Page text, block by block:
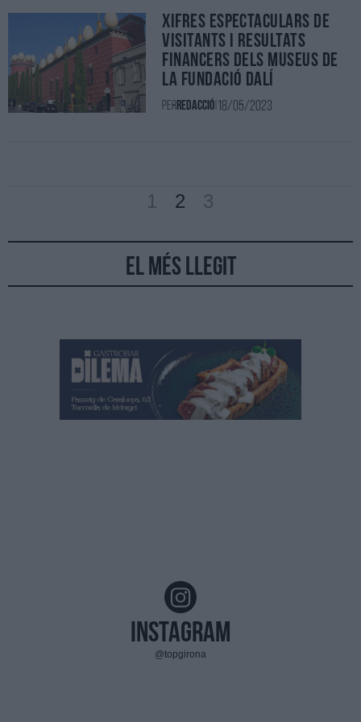
Xifres espectaculars de
visitants i resultats
financers dels museus de
la Fundació Dalí
PerRedacció 18/05/2023
1 2 3
El més llegit
Instagram
@topgirona